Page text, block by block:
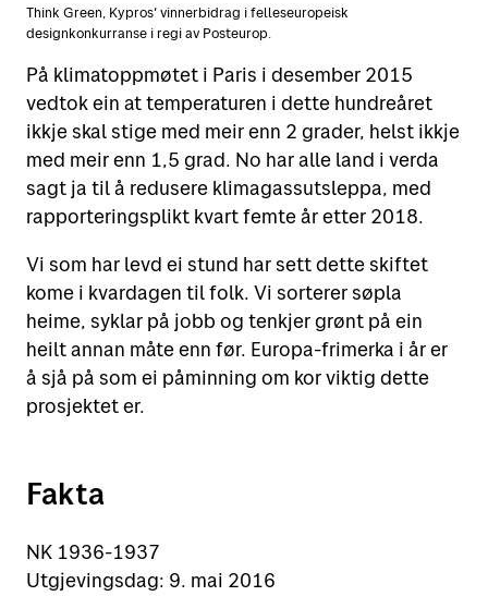
Think Green, Kypros' vinnerbidrag i felleseuropeisk
designkonkurranse i regi av Posteurop.
På klimatoppmøtet i Paris i desember 2015
vedtok ein at temperaturen i dette hundreåret
ikkje skal stige med meir enn 2 grader, helst ikkje
med meir enn 1,5 grad. No har alle land i verda
sagt ja til å redusere klimagassutsleppa, med
rapporteringsplikt kvart femte år etter 2018.
Vi som har levd ei stund har sett dette skiftet
kome i kvardagen til folk. Vi sorterer søpla
heime, syklar på jobb og tenkjer grønt på ein
heilt annan måte enn før. Europa-frimerka i år er
å sjå på som ei påminning om kor viktig dette
prosjektet er.
Fakta
NK 1936-1937
Utgjevingsdag: 9. mai 2016